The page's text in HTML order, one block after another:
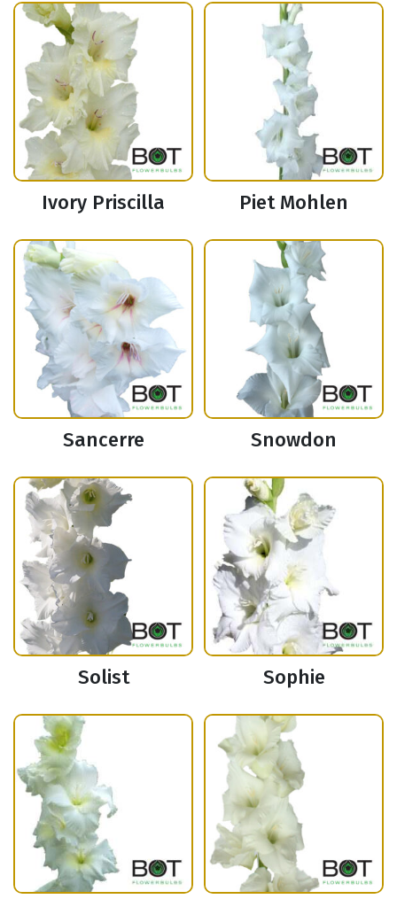
Ivory Priscilla Piet Mohlen
Sancerre Snowdon
Solist Sophie